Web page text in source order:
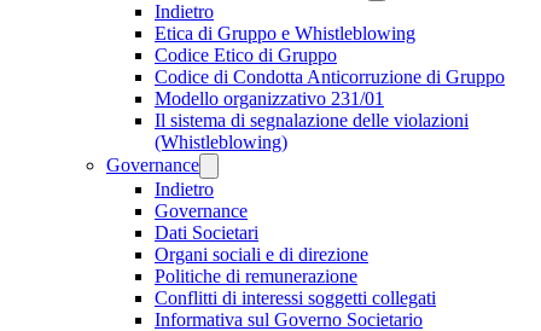
Indietro
Etica di Gruppo e Whistleblowing
Codice Etico di Gruppo
Codice di Condotta Anticorruzione di Gruppo
Modello organizzativo 231/01
Il sistema di segnalazione delle violazioni
(Whistleblowing)
Governance
Indietro
Governance
Dati Societari
Organi sociali e di direzione
Politiche di remunerazione
Conflitti di interessi soggetti collegati
Informativa sul Governo Societario